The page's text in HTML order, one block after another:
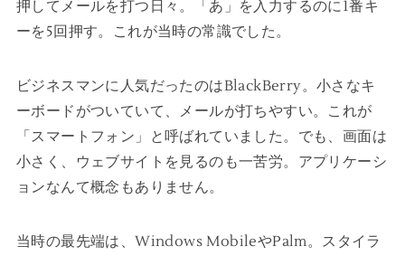
押してメールを打つ日々。「あ」を入力するのに1番キ
ーを5回押す。これが当時の常識でした。
ビジネスマンに人気だったのはBlackBerry。小さなキ
ーボードがついていて、メールが打ちやすい。これが
「スマートフォン」と呼ばれていました。でも、画面は
小さく、ウェブサイトを見るのも一苦労。アプリケーシ
ョンなんて概念もありません。
当時の最先端は、Windows MobileやPalm。スタイラ